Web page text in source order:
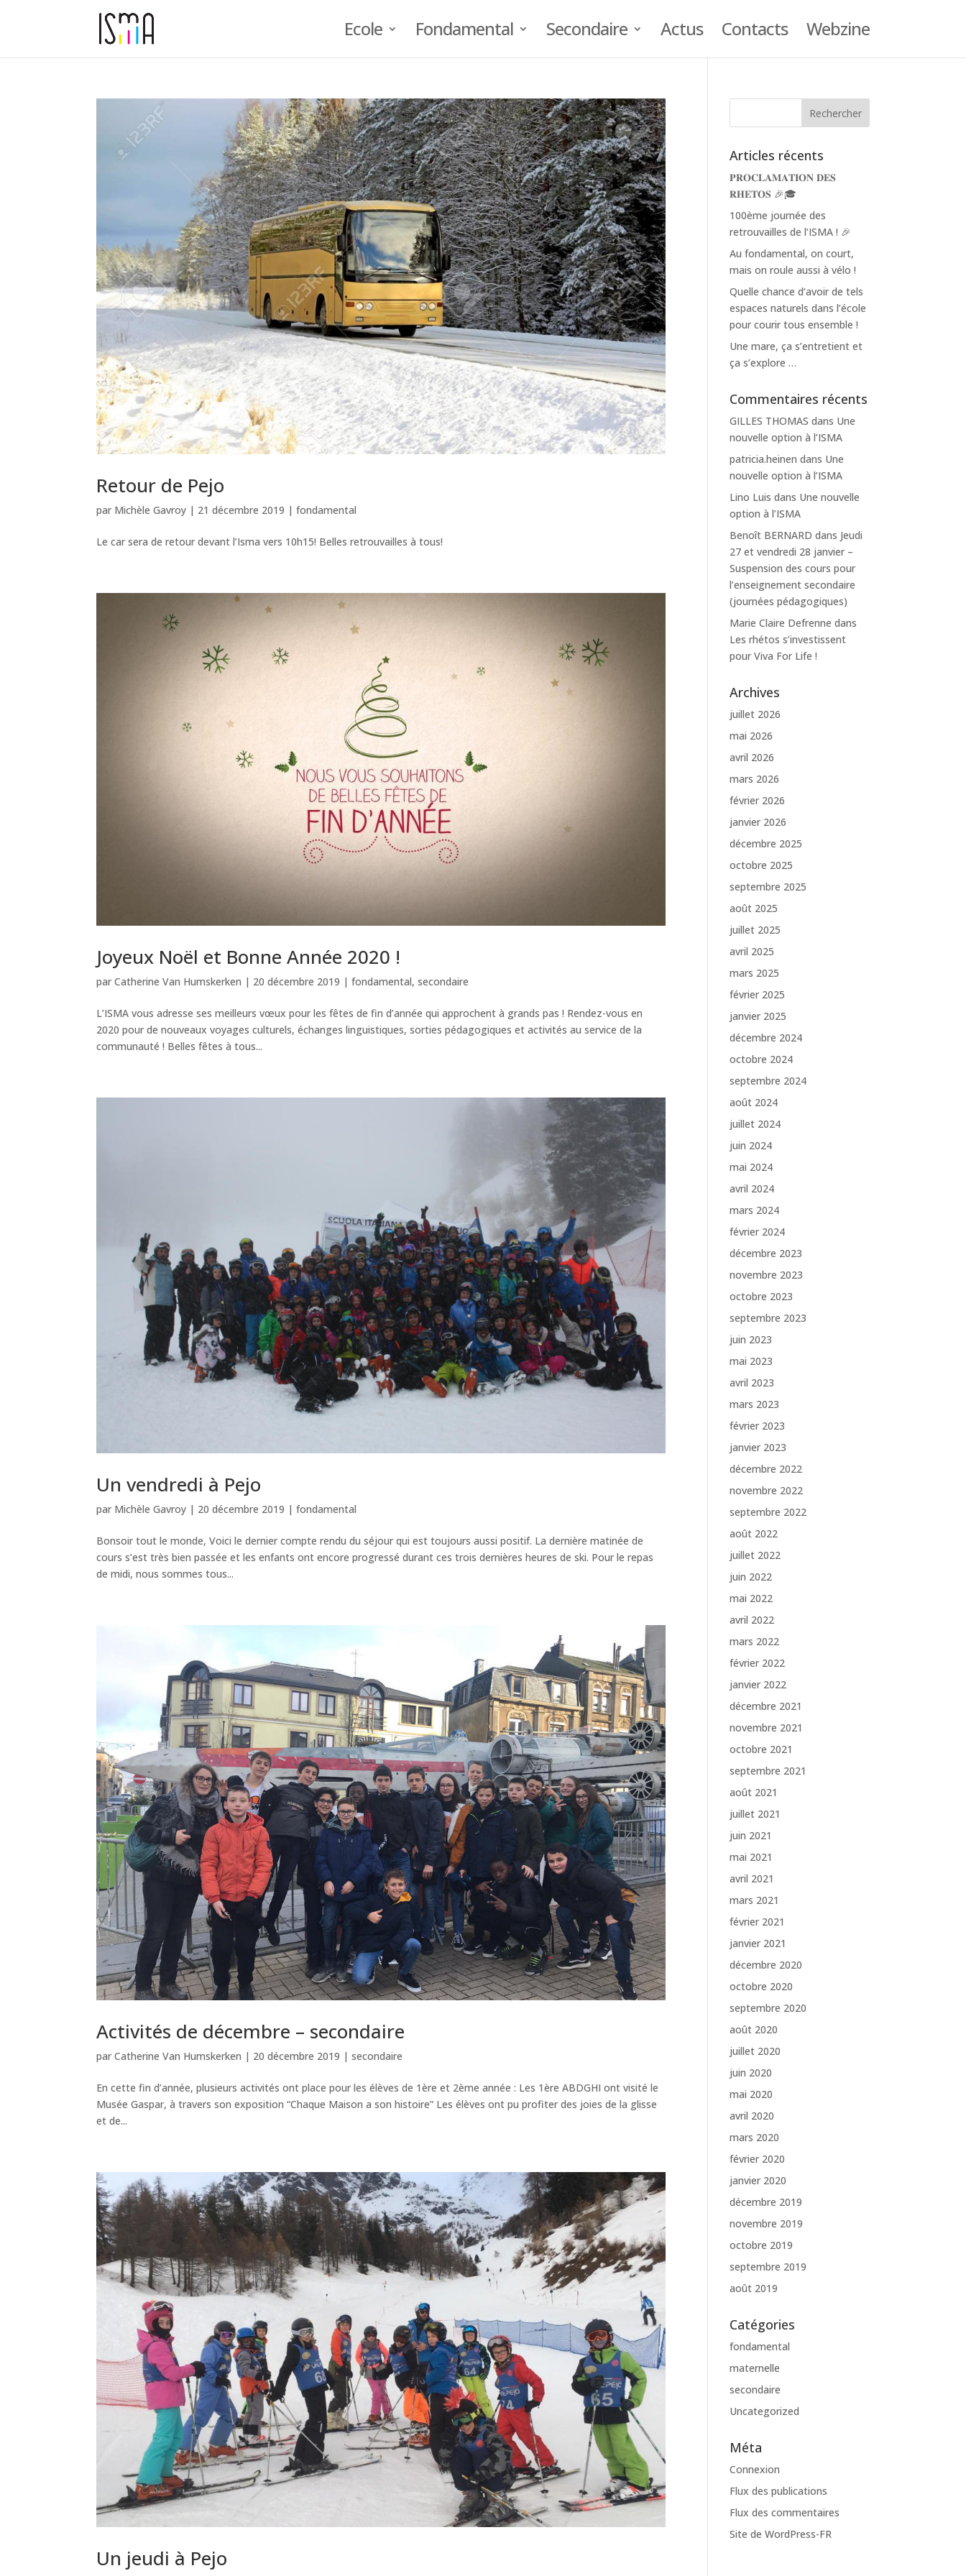
Ecole Fondamental Secondaire Actus Contacts Webzine
Retour de Pejo
par Michèle Gavroy | 21 décembre 2019 |fondamental
Le car sera de retour devant l’Isma vers 10h15! Belles retrouvailles à tous!
Joyeux Noël et Bonne Année 2020 !
parCatherine Van Humskerken | 20 décembre 2019 |fondamental,secondaire
L’ISMA vous adresse ses meilleurs vœux pour les fêtes de fin d’année qui approchent à grands pas ! Rendez-vous en
2020 pour de nouveaux voyages culturels, échanges linguistiques, sorties pédagogiques et activités au service de la
communauté ! Belles fêtes à tous...
Un vendredi à Pejo
par Michèle Gavroy | 20 décembre 2019 |fondamental
Bonsoir tout le monde, Voici le dernier compte rendu du séjour qui est toujours aussi positif. La dernière matinée de
cours s’est très bien passée et les enfants ont encore progressé durant ces trois dernières heures de ski. Pour le repas
de midi, nous sommes tous...
Activités de décembre – secondaire
parCatherine Van Humskerken | 20 décembre 2019 |secondaire
En cette fin d’année, plusieurs activités ont place pour les élèves de 1ère et 2ème année : Les 1ère ABDGHI ont visité le
Musée Gaspar, à travers son exposition “Chaque Maison a son histoire” Les élèves ont pu profiter des joies de la glisse
et de...
Un jeudi à Pejo
Articles récents
𝐏𝐑𝐎𝐂𝐋𝐀𝐌𝐀𝐓𝐈𝐎𝐍 𝐃𝐄𝐒
𝐑𝐇𝐄𝐓𝐎𝐒 🎉🎓
100ème journée des
retrouvailles de l’ISMA ! 🎉
Au fondamental, on court,
mais on roule aussi à vélo !
Quelle chance d’avoir de tels
espaces naturels dans l’école
pour courir tous ensemble !
Une mare, ça s’entretient et
ça s’explore …
Commentaires récents
GILLES THOMAS dans Une
nouvelle option à l’ISMA
patricia.heinen dans Une
nouvelle option à l’ISMA
Lino Luis dans Une nouvelle
option à l’ISMA
Benoît BERNARD dans Jeudi
27 et vendredi 28 janvier –
Suspension des cours pour
l’enseignement secondaire
(journées pédagogiques)
Marie Claire Defrenne dans
Les rhétos s’investissent
pour Viva For Life !
Archives
juillet 2026
mai 2026
avril 2026
mars 2026
février 2026
janvier 2026
décembre 2025
octobre 2025
septembre 2025
août 2025
juillet 2025
avril 2025
mars 2025
février 2025
janvier 2025
décembre 2024
octobre 2024
septembre 2024
août 2024
juillet 2024
juin 2024
mai 2024
avril 2024
mars 2024
février 2024
décembre 2023
novembre 2023
octobre 2023
septembre 2023
juin 2023
mai 2023
avril 2023
mars 2023
février 2023
janvier 2023
décembre 2022
novembre 2022
septembre 2022
août 2022
juillet 2022
juin 2022
mai 2022
avril 2022
mars 2022
février 2022
janvier 2022
décembre 2021
novembre 2021
octobre 2021
septembre 2021
août 2021
juillet 2021
juin 2021
mai 2021
avril 2021
mars 2021
février 2021
janvier 2021
décembre 2020
octobre 2020
septembre 2020
août 2020
juillet 2020
juin 2020
mai 2020
avril 2020
mars 2020
février 2020
janvier 2020
décembre 2019
novembre 2019
octobre 2019
septembre 2019
août 2019
Catégories
fondamental
maternelle
secondaire
Uncategorized
Méta
Connexion
Flux des publications
Flux des commentaires
Site de WordPress-FR